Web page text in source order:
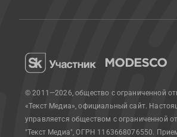
© 2011—2026, общество с ограниченной
«Текст Медиа», официальный сайт.
управляется обществом с ограниченной
"Текст Медиа", ОГРН 1163668076550.